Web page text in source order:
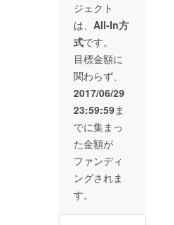
ジェクト
は、 All-In方
式です。
目標金額に
関わらず、
2017/06/29
23:59:59ま
でに集まっ
た金額が
ファンディ
ングされま
す。